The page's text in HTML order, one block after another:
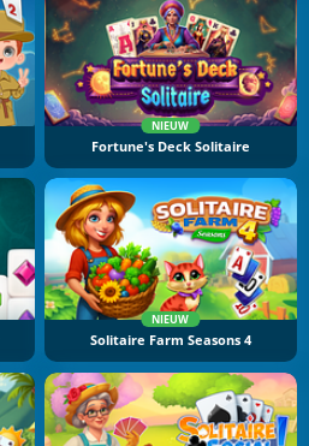
NIEUW
Fortune's Deck Solitaire
NIEUW
Solitaire Farm Seasons 4